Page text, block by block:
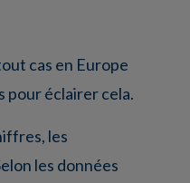
cas en Europe
pour éclairer cela.
les
les données